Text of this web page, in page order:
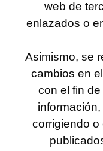
web de
enlazados o
Asimismo, se
cambios en
con el fin
corrigiendo o